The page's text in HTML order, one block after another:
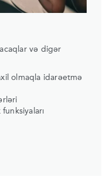
və digər
olmaqla idarəetmə